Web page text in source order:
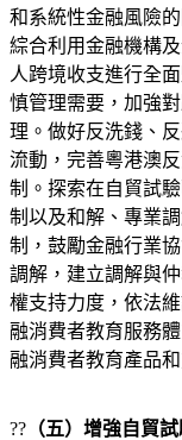
和系統性金融風險
綜合利用金融機構
人跨境收支進行全
慎管理需要，加強
理。做好反洗錢、
流動，完善粵港澳
制。探索在自貿試
制以及和解、專業
制，鼓勵金融行業
調解，建立調解與
權支持力度，依法
融消費者教育服務
融消費者教育產品和
?? （五）增強自貿